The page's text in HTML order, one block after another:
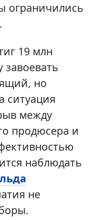
ограничились
19 млн
завоевать
но
ситуация
между
продюсера и
наблюдать
не